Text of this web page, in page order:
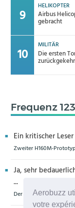
Aerobuzz
votre
HELIKOPTER
Airbus
gebracht
MILITÄR
Die ersten
Frequenz
Ein kritischer
Zweiter H160M-
Ja, sehr
...
Der Zero-G Airbus in